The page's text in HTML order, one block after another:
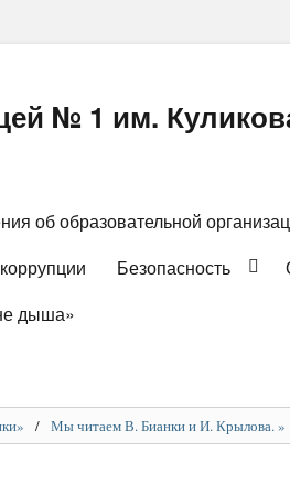
№ 1 им.
об образовательной
Безопасность
дыша»
» / Мы читаем В. Бианки и И. Крылова.»